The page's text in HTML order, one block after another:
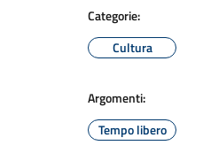
Categorie:
Cultura
Argomenti:
Tempo libero